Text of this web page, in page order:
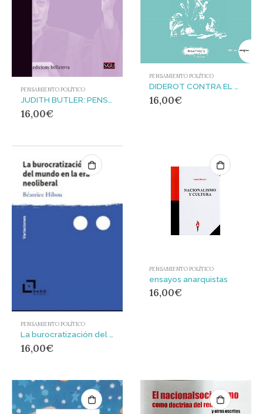
PENSAMIENTO POLÍTICO
JUDITH BUTLER: PENSAMIENTO EN ACCIÓN
16,00€
PENSAMIENTO POLÍTICO
16,00€
PENSAMIENTO POLÍTICO
La burocratización del mundo en la era neoliberal
16,00€
PENSAMIENTO POLÍTICO
ensayos anarquistas
16,00€